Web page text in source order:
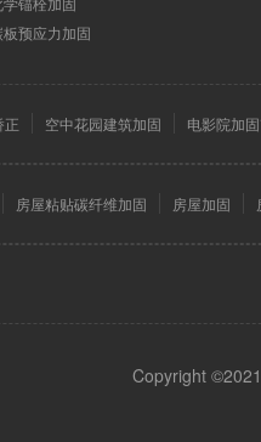
板预应力加固
正 空中花园建筑加固 电影院加
房屋粘贴碳纤维加固 房屋加固
Copyright